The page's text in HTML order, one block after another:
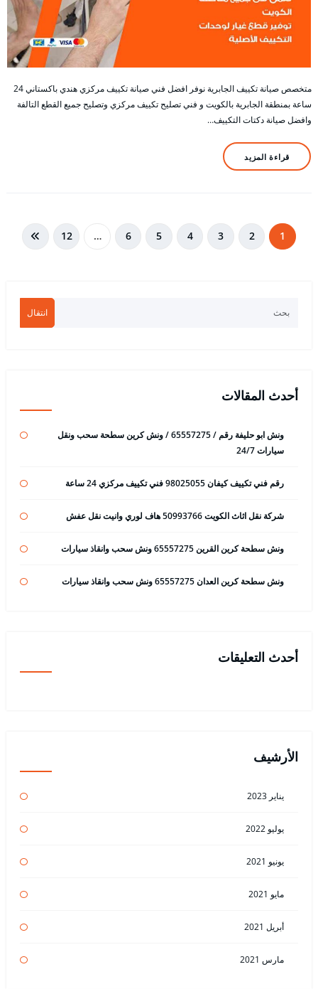
متخصص صيانة تكييف الجابرية نوفر افضل فني صيانة تكييف مركزي هندي باكستاني 24
ساعة بمنطقة الجابرية بالكويت و فني تصليح تكييف مركزي وتصليح جميع القطع التالفة
وافضل صيانة دكتات التكييف…
قراءة المزيد
تعدد 1
2
3
4
5
6
…
12
انتقال
أحدث المقالات
ونش ابو حليفة رقم / 65557275 / ونش كرين سطحة سحب ونقل
سيارات 24/7
رقم فني تكييف كيفان 98025055 فني تكييف مركزي 24 ساعة
شركة نقل اثاث الكويت 50993766 هاف لوري وانيت نقل عفش
ونش سطحة كرين القرين 65557275 ونش سحب وانقاذ سيارات
ونش سطحة كرين العدان 65557275 ونش سحب وانقاذ سيارات
أحدث التعليقات
الأرشيف
يناير 2023
يوليو 2022
يونيو 2021
مايو 2021
أبريل 2021
مارس 2021